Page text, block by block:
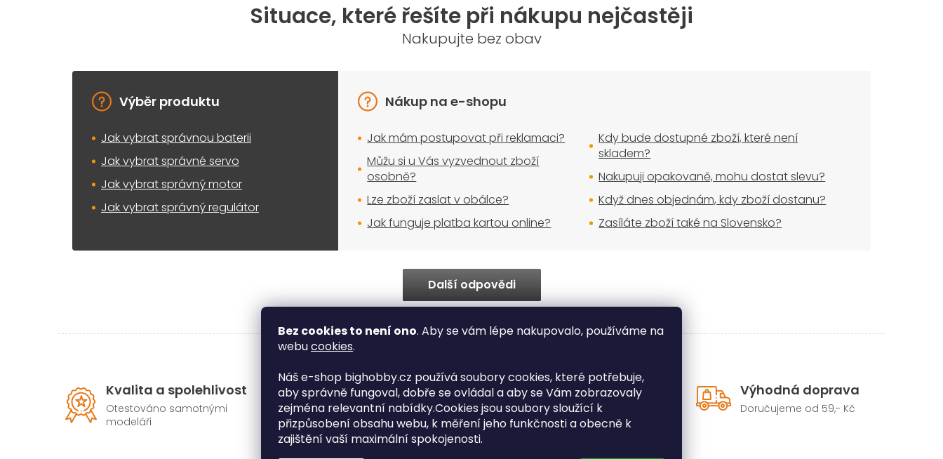
Bez cookies to není ono. Aby se vám lépe nakupovalo, používáme na
webucookies.
Náš e-shop bighobby.cz používá soubory cookies, které potřebuje,
aby správně fungoval, dobře se ovládal a aby se Vám zobrazovaly
zejména relevantní nabídky.Cookies jsou soubory sloužící k
přizpůsobení obsahu webu, k měření jeho funkčnosti a obecně k
zajištění vaší maximální spokojenosti.
Situace, které řešíte při nákupu nejčastěji
Nakupujte bez obav
Výběr produktu
Jak vybrat správnou baterii
Jak vybrat správné servo
Jak vybrat správný motor
Jak vybrat správný regulátor
Nákup na e-shopu
Jak mám postupovat při reklamaci?
Můžu si u Vás vyzvednout zboží
osobně?
Lze zboží zaslat v obálce?
Jak funguje platba kartou online?
Kdy bude dostupné zboží, které není
skladem?
Nakupuji opakovaně, mohu dostat slevu?
Když dnes objednám, kdy zboží dostanu?
Zasíláte zboží také na Slovensko?
Další odpovědi
Kvalita a spolehlivost
Otestováno samotnými
modeláři
Bezkonkurenční ceny
Nakupte u nás a ušetříte
Okamžitá expedice
zboží
Doručení už do druhého
Výhodná doprava
Doručujeme od 59,- Kč